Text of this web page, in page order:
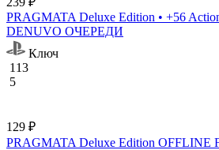
PRAGMATA Deluxe Edition • +56
DENUVO ОЧЕРЕДИ
Ключ
113
5
129 ₽
PRAGMATA Deluxe Edition OFFLINE